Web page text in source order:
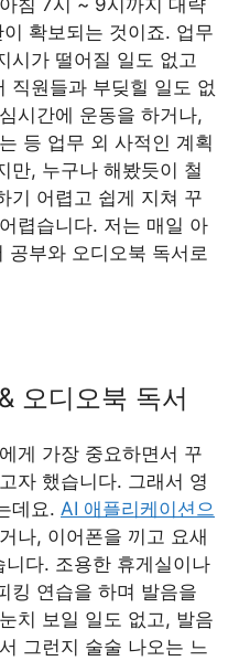
확보되는 것이죠. 업무
시가 떨어질 일도 없고
직원들과 부딪힐 일도 없
시간에 운동을 하거나,
등 업무 외 사적인 계획
만, 누구나 해봤듯이 철
기 어렵고 쉽게 지쳐 꾸
렵습니다. 저는 매일 아
공부와 오디오북 독서로
오디오북 독서
게 가장 중요하면서 꾸
자 했습니다. 그래서 영
데요. AI 애플리케이션으
나, 이어폰을 끼고 요새
다. 조용한 휴게실이나
킹 연습을 하며 발음을
치 보일 일도 없고, 발음
그런지 술술 나오는 느